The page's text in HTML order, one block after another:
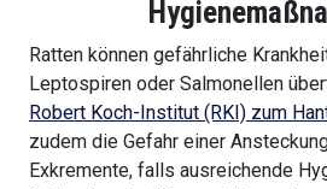
Ratten können gefährliche
Leptospiren oder Salmonellen
Robert Koch-Institut (RKI) zum
zudem die Gefahr einer
Exkremente, falls ausreichende